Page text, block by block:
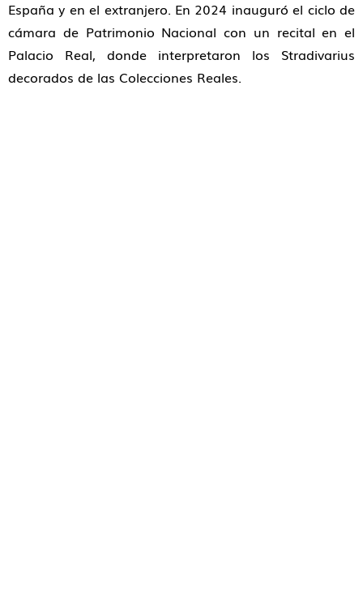
España y en el extranjero. En 2024 inauguró el ciclo de
cámara de Patrimonio Nacional con un recital en el
Palacio Real, donde interpretaron los Stradivarius
decorados de las Colecciones Reales.